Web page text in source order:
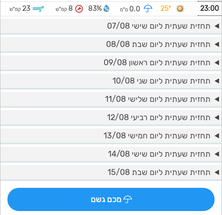
23:00
25° מ"מ 83%
8 קמ"ש 23 קמ"ש
תחזית שעתית ליום שישי 07/08
תחזית שעתית ליום שבת 08/08
תחזית שעתית ליום ראשון 09/08
תחזית שעתית ליום שני 10/08
תחזית שעתית ליום שלישי 11/08
תחזית שעתית ליום רביעי 12/08
תחזית שעתית ליום חמישי 13/08
תחזית שעתית ליום שישי 14/08
תחזית שעתית ליום שבת 15/08
מכם גשם